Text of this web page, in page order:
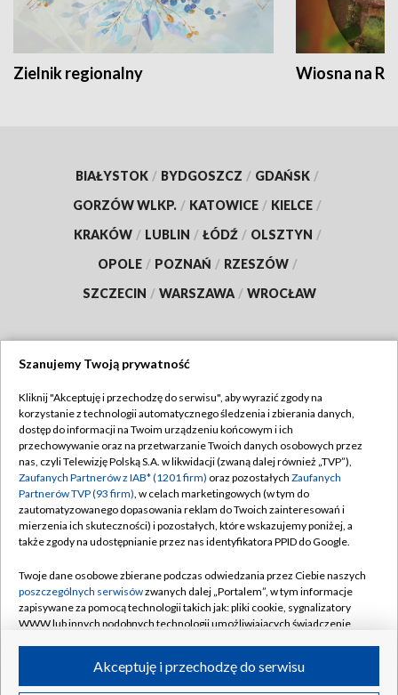
Zielnik regionalny Wiosna na
BIAŁYSTOK / BYDGOSZCZ / GDAŃSK /
GORZÓW WLKP. / KATOWICE / KIELCE /
KRAKÓW / LUBLIN / ŁÓDŹ / OLSZTYN /
OPOLE / POZNAŃ / RZESZÓW /
SZCZECIN / WARSZAWA / WROCŁAW
TVP
Abonament TVP
Emisja w TVP
Centrum informacji TVP
Naziemna Telewizja Cyfrowa
Rada Programowa
System NOS
Informacje o nadawcy
Program dla prasy
Regulamin TVP
Polityka prywatności
Moje zgody
Pomoc
Kontakt
Kanały
Szanujemy Twoją prywatność
Kliknij "Akceptuję i przechodzę do serwisu", aby wyrazić zgody na
korzystanie z technologii automatycznego śledzenia i zbierania danych,
dostęp do informacji na Twoim urządzeniu końcowym i ich
przechowywanie oraz na przetwarzanie Twoich danych osobowych przez
nas, czyli Telewizję Polską S.A. w likwidacji (zwaną dalej również „TVP”),
Zaufanych Partnerów z IAB* (1201 firm) oraz pozostałych Zaufanych
Partnerów TVP (93 firm), w celach marketingowych (w tym do
zautomatyzowanego dopasowania reklam do Twoich zainteresowań i
mierzenia ich skuteczności) i pozostałych, które wskazujemy poniżej, a
także zgody na udostępnianie przez nas identyfikatora PPID do Google.
Twoje dane osobowe zbierane podczas odwiedzania przez Ciebie naszych
poszczególnych serwisówzwanych dalej „Portalem”, w tym informacje
zapisywane za pomocą technologii takich jak: pliki cookie, sygnalizatory
WWW lub innych podobnych technologii umożliwiających świadczenie
ruchu w Internecie.Akceptuję i przechodzę do serwisu